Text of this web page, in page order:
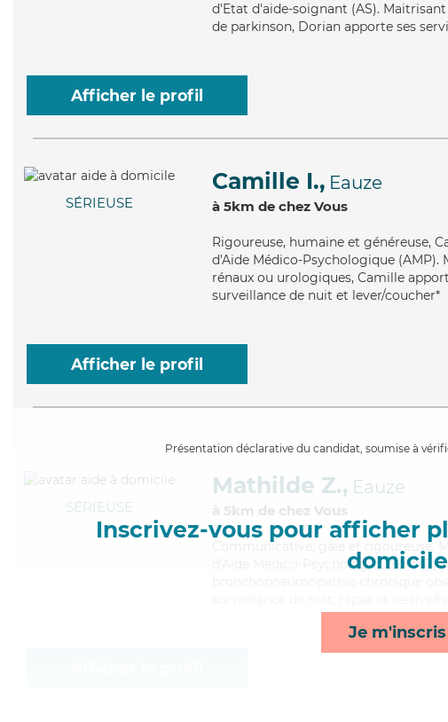
d'Etat d'aide-soignant (AS).
de parkinson, Dorian apporte ses
Afficher le profil
SÉRIEUSE
Camille I., Eauze
à 5km de chez Vous
Rigoureuse, humaine et généreuse,
d'Aide Médico-Psychologique
rénaux ou urologiques, Camille
surveillance de nuit et lever/coucher*
Afficher le profil
Présentation déclarative du candidat, soumise à
Inscrivez-vous pour afficher
domicile
Je m'inscris
SÉRIEUSE
Mathilde Z., Eauze
à 5km de chez Vous
Communicative
, gaie et rigoureuse,
d'Aide Médico-Psychologique